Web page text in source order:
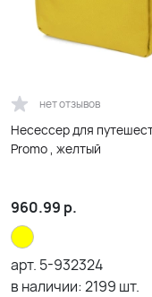
нет отзывов
Несессер для
Promo , желтый
960.99 р.
арт. 5-932324
в наличии:2199 шт.